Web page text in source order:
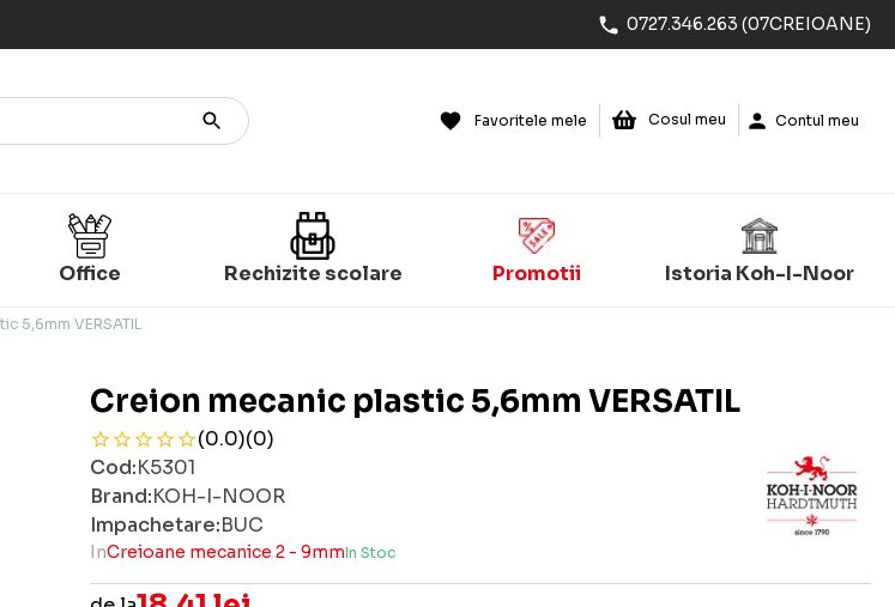
0727.346.263 (07CREIOANE)
Favoritele mele Cosul meu Contul meu
Office Rechizite scolare Promotii Istoria Koh-I-Noor
5,6mm VERSATIL
Creion mecanic plastic 5,6mm VERSATIL
(0.0)(0)
Cod:K5301
Brand:KOH-I-NOOR
Impachetare:BUC
InCreioane mecanice 2 - 9mmIn Stoc